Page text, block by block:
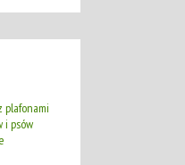
plafonami
i psów